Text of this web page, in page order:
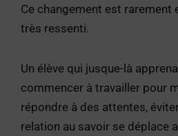
Ce changement est rarement
très ressenti.
Un élève qui jusque-là
commencer à travailler pour
répondre à des attentes,
relation au savoir se déplace